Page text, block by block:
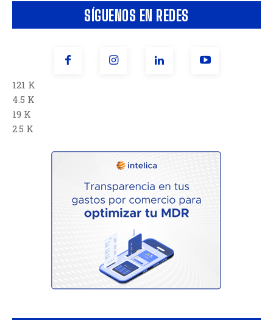
SÍGUENOS EN REDES
121 K
4.5 K
19 K
2.5 K